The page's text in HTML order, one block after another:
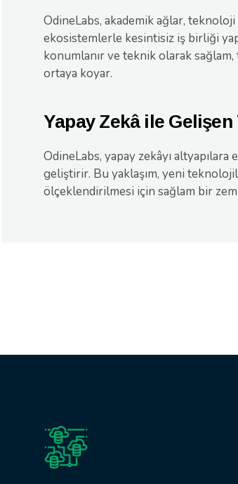
OdineLabs, akademik ağlar,
ekosistemlerle kesintisiz iş birliği
konumlanır ve teknik olarak
ortaya koyar.
Yapay Zekâ ile
OdineLabs, yapay zekâyı
geliştirir. Bu yaklaşım, yeni
ölçeklendirilmesi için sağlam bir